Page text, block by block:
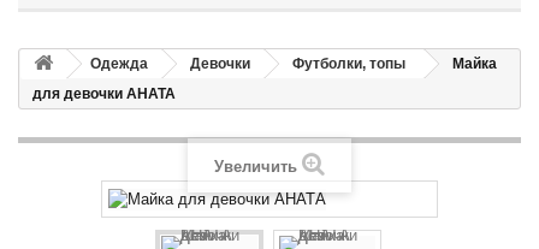
Одежда Девочки Футболки, топы
Майка
для девочки АНАТА
Увеличить